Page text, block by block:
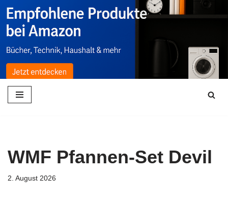
Zum
Inhalt
springen
WMF Pfannen-Set Devil
2. August 2026